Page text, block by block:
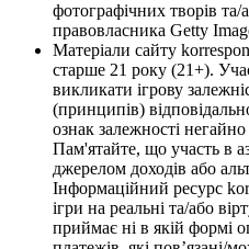
фотографічних творів та/
правовласника Getty
Матеріали сайту
старше 21 року (21+).
викликати ігрову
(принципів)
ознак залежності негайно
Пам'ятайте, що участь в
джерелом доходів або
Інформаційний ресурс
ігри на реальні та/або
приймає ні в якій формі